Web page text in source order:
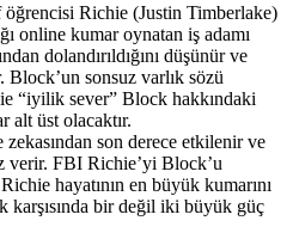
öğrencisi Richie (Justin Timberlake)
online kumar oynatan iş adamı
dolandırıldığını düşünür ve
Block’un sonsuz varlık sözü
“iyilik sever” Block hakkındaki
alt üst olacaktır.
son derece etkilenir ve
verir. FBI Richie’yi Block’u
hayatının en büyük kumarını
karşısında bir değil iki büyük güç